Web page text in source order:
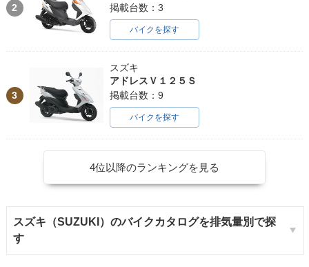
2
掲載台数：3
バイクを探す
3
スズキ
アドレスＶ１２５Ｓ
掲載台数：9
バイクを探す
4位以降のランキングを見る
スズキ（SUZUKI）のバイクカタログを排気量別で探
す